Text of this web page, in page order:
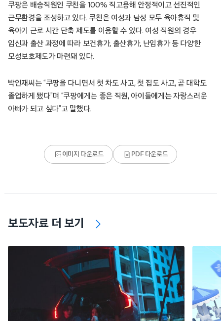
쿠팡은 배송직원인 쿠친을 100% 직고용해 안정적이고 선진적인
근무환경을 조성하고 있다. 쿠친은 여성과 남성 모두 육아휴직 및
육아기 근로 시간 단축 제도를 이용할 수 있다. 여성 직원의 경우
임신과 출산 과정에 따라 보건휴가, 출산휴가, 난임휴가 등 다양한
모성보호제도가 마련돼 있다.
박인재씨는 “쿠팡을 다니면서 첫 차도 사고, 첫 집도 사고, 곧 대학도
졸업하게 됐다”며 “쿠팡에게는 좋은 직원, 아이들에게는 자랑스러운
아빠가 되고 싶다”고 말했다.
이미지 다운로드 PDF 다운로드
보도자료 더 보기